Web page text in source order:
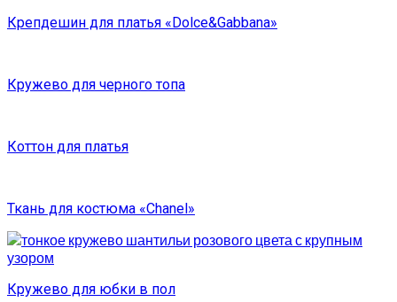
Крепдешин для платья «Dolce&Gabbana»
Кружево для черного топа
Коттон для платья
Ткань для костюма «Chanel»
Кружево для юбки в пол